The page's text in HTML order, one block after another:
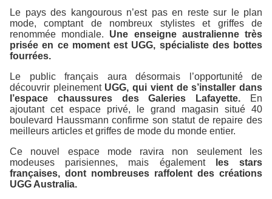
Le pays des kangourous n’est pas en reste sur le plan
mode, comptant de nombreux stylistes et griffes de
renommée mondiale. Une enseigne australienne très
prisée en ce moment est UGG, spécialiste des bottes
fourrées.
Le public français aura désormais l’opportunité de
découvrir pleinement UGG, qui vient de s’installer dans
l’espace chaussures des Galeries Lafayette. En
ajoutant cet espace privé, le grand magasin situé 40
boulevard Haussmann confirme son statut de repaire des
meilleurs articles et griffes de mode du monde entier.
Ce nouvel espace mode ravira non seulement les
modeuses parisiennes, mais égalementles stars
françaises, dont nombreuses raffolent des créations
UGG Australia.